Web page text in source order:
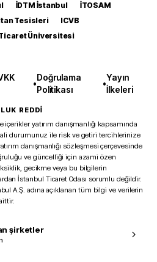
İDTM İstanbul
İTOSAM
Tesisleri
ICVB
Üniversitesi
•
Doğrulama
Politikası
•
Yayın
İlkeleri
REDDİ
yatırım danışmanlığı kapsamında
durumunuz ile risk ve getiri tercihlerinize
danışmanlığı sözleşmesi çerçevesinde
ve güncelliği için azami özen
gecikme veya bu bilgilerin
İstanbul Ticaret Odası sorumlu değildir.
A.Ş. adına açıklanan tüm bilgi ve verilerin
şirketler